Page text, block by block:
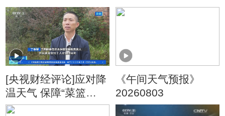
[央视财经评论]应对降
温天气 保障“菜篮
子”供应
《午间天气预报》
20260803